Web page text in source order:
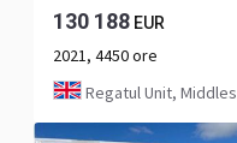
130 188 EUR
2021, 4450 ore
Regatul Unit, Middlesbrough